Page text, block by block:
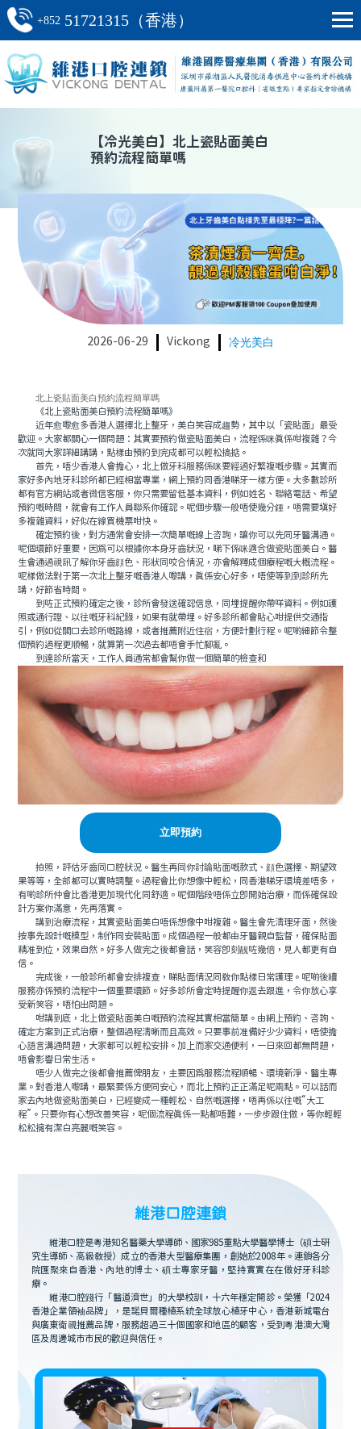
+852 51721315（香港）
【冷光美白】 北上瓷貼面美白
預約流程簡單嗎
2026-06-29 Vickong 冷光美白
北上瓷貼面美白預約流程簡單嗎
《北上瓷貼面美白預約流程簡單嗎》
近年愈嚟愈多香港人選擇北上整牙，美白笑容成趨勢，其中以「瓷貼面」最受
歡迎。大家都關心一個問題：其實要預約做瓷貼面美白，流程係咪真係咁複雜？今
次就同大家詳細講講，點樣由預約到完成都可以輕松搞掂。
首先，唔少香港人會擔心，北上做牙科服務係咪要經過好繁複嘅步驟。其實而
家好多內地牙科診所都已經相當專業，網上預約同香港睇牙一樣方便。大多數診所
都有官方網站或者微信客服，你只需要留低基本資料，例如姓名、聯絡電話、希望
預約嘅時間，就會有工作人員聯系你確認。呢個步驟一般唔使幾分鍾，唔需要填好
多複雜資料，好似在線買機票咁快。
確定預約後，對方通常會安排一次簡單嘅線上咨詢，讓你可以先同牙醫溝通。
呢個環節好重要，因爲可以根據你本身牙齒狀況，睇下係咪適合做瓷貼面美白。醫
生會通過視訊了解你牙齒顔色、形狀同咬合情況，亦會解釋成個療程嘅大概流程。
呢樣做法對于第一次北上整牙嘅香港人嚟講，真係安心好多，唔使等到到診所先
講，好節省時間。
到咗正式預約確定之後，診所會發送確認信息，同埋提醒你帶咩資料。例如護
照或通行證、以往嘅牙科紀錄，如果有就帶埋。好多診所都會貼心咁提供交通指
引，例如從關口去診所嘅路線，或者推薦附近住宿，方便計劃行程。呢啲細節令整
個預約過程更順暢，就算第一次過去都唔會手忙腳亂。
到達診所當天，工作人員通常都會幫你做一個簡單的檢查和
立即預約
拍照，評估牙齒同口腔狀況。醫生再同你討論貼面嘅款式、顔色選擇、期望效
果等等，全部都可以實時調整。過程會比你想像中輕松，同香港睇牙環境差唔多，
有啲診所仲會比香港更加現代化同舒適。呢個階段唔係立即開始治療，而係確保設
計方案你滿意，先再落實。
講到治療流程，其實瓷貼面美白唔係想像中咁複雜。醫生會先清理牙面，然後
按事先設計嘅模型，制作同安裝貼面。成個過程一般都由牙醫親自監督，確保貼面
精准到位，效果自然。好多人做完之後都會話，笑容即刻靓咗幾倍，見人都更有自
信。
完成後，一般診所都會安排複查，睇貼面情況同教你點樣日常護理。呢啲後續
服務亦係預約流程中一個重要環節。好多診所會定時提醒你返去跟進，令你放心享
受新笑容，唔怕出問題。
咁講到底，北上做瓷貼面美白嘅預約流程其實相當簡單。由網上預約、咨詢、
確定方案到正式治療，整個過程清晰而且高效。只要事前准備好少少資料，唔使擔
心語言溝通問題，大家都可以輕松安排。加上而家交通便利，一日來回都無問題，
唔會影響日常生活。
唔少人做完之後都會推薦俾朋友，主要因爲服務流程順暢、環境新淨、醫生專
業。對香港人嚟講，最緊要係方便同安心，而北上預約正正滿足呢兩點。可以話而
家去內地做瓷貼面美白，已經變成一種輕松、自然嘅選擇，唔再係以往嘅“大工
程”。只要你有心想改善笑容，呢個流程真係一點都唔難，一步步跟住做，等你輕輕
松松擁有潔白亮麗嘅笑容。
維港口腔連鎖
維港口腔是粵港知名醫藥大學導師、國家985重點大學醫學博士（碩士研
究生導師、高級教授）成立的香港大型醫療集團，創始於2008年。連鎖各分
院匯聚來自香港、內地的博士、碩士專家牙醫，堅持實實在在做好牙科診
療。
維港口腔踐行「醫道濟世」的大學校訓，十六年穩定開診。榮獲「2024
香港企業領袖品牌」，是諾貝爾種植系統全球放心植牙中心，香港新城電台
與廣東衛視推薦品牌，服務超過三十個國家和地區的顧客，受到粵港澳大灣
區及周邊城市市民的歡迎與信任。